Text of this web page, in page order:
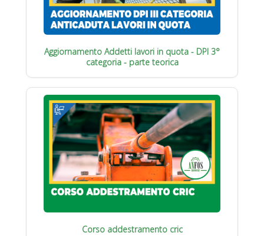
Aggiornamento Addetti lavori in quota - DPI 3°
categoria - parte teorica
Corso addestramento cric